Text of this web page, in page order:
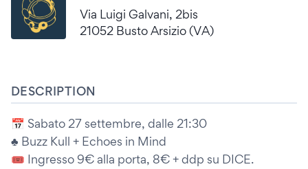
Via Luigi Galvani, 2bis
21052 Busto Arsizio (VA)
DESCRIPTION
📅 Sabato 27 settembre, dalle 21:30
♣️ Buzz Kull + Echoes in Mind
🎟 Ingresso 9€ alla porta, 8€ + ddp su DICE.